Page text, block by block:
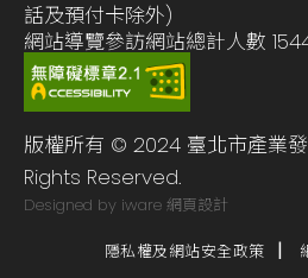
話及預付卡除外)
網站導覽參訪網站總計人數
版權所有 © 2024 臺北市產業
Rights Reserved.
Designed by iware 網頁設計
隱私權及網站安全政策